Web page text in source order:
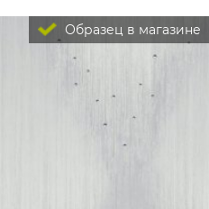
Образец в магазине